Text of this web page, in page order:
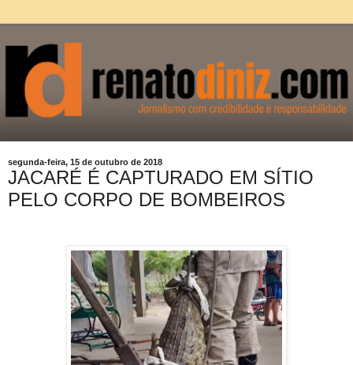
segunda-feira, 15 de outubro de 2018
JACARÉ É CAPTURADO EM SÍTIO
PELO CORPO DE BOMBEIROS